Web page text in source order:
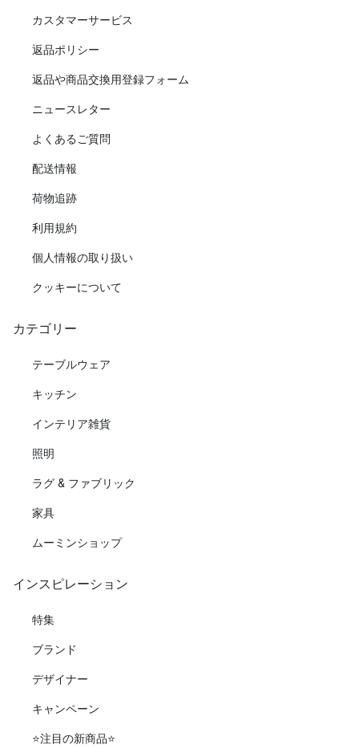
カスタマーサービス
返品ポリシー
返品や商品交換用登録フォーム
ニュースレター
よくあるご質問
配送情報
荷物追跡
利用規約
個人情報の取り扱い
クッキーについて
カテゴリー
テーブルウェア
キッチン
インテリア雑貨
照明
ラグ & ファブリック
家具
ムーミンショップ
インスピレーション
特集
ブランド
デザイナー
キャンペーン
⭐️注目の新商品⭐️